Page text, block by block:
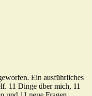
Ein ausführliches
11 Dinge über mich, 11